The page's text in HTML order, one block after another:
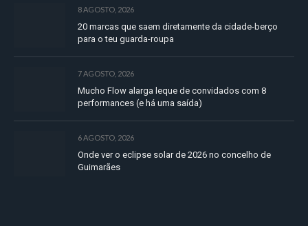
8 AGOSTO, 2026
20 marcas que saem diretamente da cidade-berço
para o teu guarda-roupa
7 AGOSTO, 2026
Mucho Flow alarga leque de convidados com 8
performances (e há uma saída)
6 AGOSTO, 2026
Onde ver o eclipse solar de 2026 no concelho de
Guimarães